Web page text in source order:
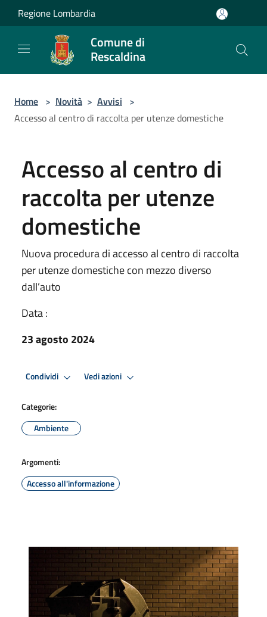
Salta al contenuto principale
Regione Lombardia
Comune di
Rescaldina
Home > Novità > Avvisi >
Accesso al centro di raccolta per utenze domestiche
Accesso al centro di
raccolta per utenze
domestiche
Nuova procedura di accesso al centro di raccolta
per utenze domestiche con mezzo diverso
dall’auto
Data :
23 agosto 2024
Condividi Vedi azioni
Categorie:
Ambiente
Argomenti:
Accesso all'informazione